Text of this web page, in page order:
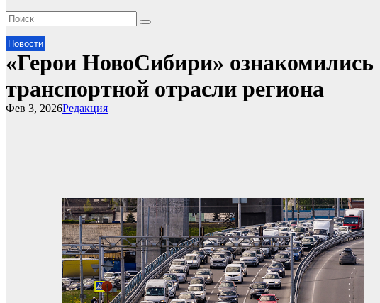
Новости
«Герои НовоСибири» ознакомились
транспортной отрасли региона
Редакция
Фев 3, 2026